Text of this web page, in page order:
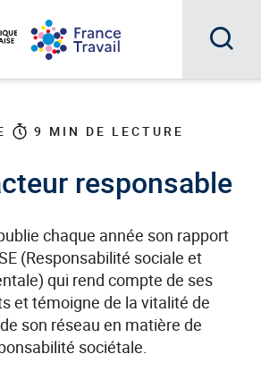
9 MIN DE LECTURE
responsable
chaque année son rapport
(Responsabilité sociale et
qui rend compte de ses
et témoigne de la vitalité de
son réseau en matière de
sociétale.